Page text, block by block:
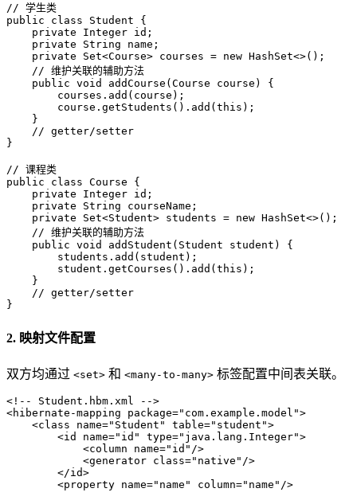
// 学生类
public
class Student {
private Integer id;
private String name;
private Set<Course> courses = new HashSet<>();
// 维护关联的辅助方法
public void addCourse (Course course)
{
        courses.add(course);
        course.getStudents().add(
this );
    }
// getter/setter
}
// 课程类
public
class Course {
private Integer id;
private String courseName;
private Set<Student> students = new HashSet<>();
// 维护关联的辅助方法
public void addStudent (Student student)
{
        students.add(student);
        student.getCourses().add(
this );
    }
// getter/setter
}
2. 映射文件配置
双方均通过 <set> 和 <many-to-many> 标签配置中间表关联。
<!-- Student.hbm.xml -->
<hibernate-mapping package="com.example.model">
<class name="Student" table="student">
<id name="id" type="java.lang.Integer">
<column name="id" />
<generator class="native" />
</id>
<property name="name" column="name" />